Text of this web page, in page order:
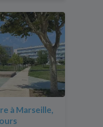
à Marseille,